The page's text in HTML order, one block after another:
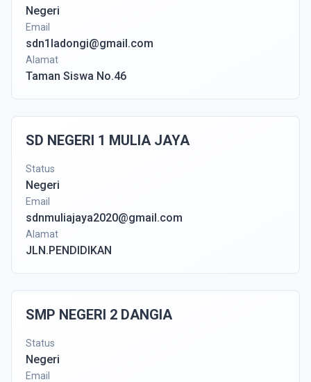
Negeri
Email
sdn1ladongi@gmail.com
Alamat
Taman Siswa No.46
SD NEGERI 1 MULIA JAYA
Status
Negeri
Email
sdnmuliajaya2020@gmail.com
Alamat
JLN.PENDIDIKAN
SMP NEGERI 2 DANGIA
Status
Negeri
Email